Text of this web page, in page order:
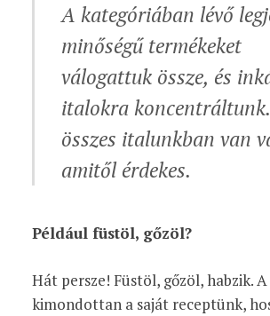
A kategóriában lévő
minőségű termékeket
válogattuk össze, és
italokra
összes italunkban van
amitől érdekes.
Például füstöl, gőzöl?
Hát persze! Füstöl, gőzöl, habzik.
kimondottan a saját receptünk,